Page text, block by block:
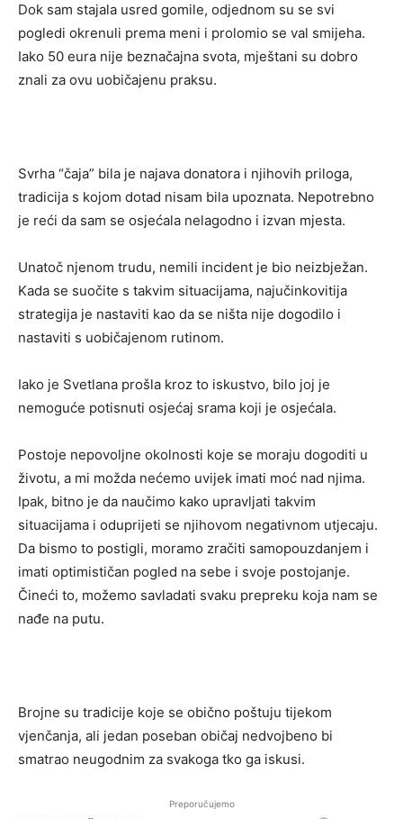
Dok sam stajala usred gomile, odjednom su se svi
pogledi okrenuli prema meni i prolomio se val smijeha.
Iako 50 eura nije beznačajna svota, mještani su dobro
znali za ovu uobičajenu praksu.
Svrha “čaja” bila je najava donatora i njihovih priloga,
tradicija s kojom dotad nisam bila upoznata. Nepotrebno
je reći da sam se osjećala nelagodno i izvan mjesta.
Unatoč njenom trudu, nemili incident je bio neizbježan.
Kada se suočite s takvim situacijama, najučinkovitija
strategija je nastaviti kao da se ništa nije dogodilo i
nastaviti s uobičajenom rutinom.
Iako je Svetlana prošla kroz to iskustvo, bilo joj je
nemoguće potisnuti osjećaj srama koji je osjećala.
Postoje nepovoljne okolnosti koje se moraju dogoditi u
životu, a mi možda nećemo uvijek imati moć nad njima.
Ipak, bitno je da naučimo kako upravljati takvim
situacijama i oduprijeti se njihovom negativnom utjecaju.
Da bismo to postigli, moramo zračiti samopouzdanjem i
imati optimističan pogled na sebe i svoje postojanje.
Čineći to, možemo savladati svaku prepreku koja nam se
nađe na putu.
Brojne su tradicije koje se obično poštuju tijekom
vjenčanja, ali jedan poseban običaj nedvojbeno bi
smatrao neugodnim za svakoga tko ga iskusi.
Preporučujemo